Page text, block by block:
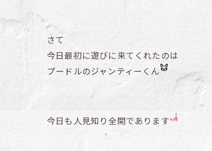
さて
今日最初に遊びに来てくれたのは
プードルのジャンティーくん
今日も人見知り全開であります